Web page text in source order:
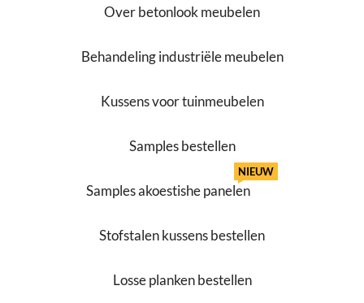
Over betonlook meubelen
Behandeling industriële meubelen
Kussens voor tuinmeubelen
Samples bestellen
Samples akoestishe panelen
NIEUW
Stofstalen kussens bestellen
Losse planken bestellen